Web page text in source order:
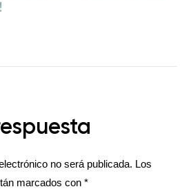
no será publicada. Los
marcados con *